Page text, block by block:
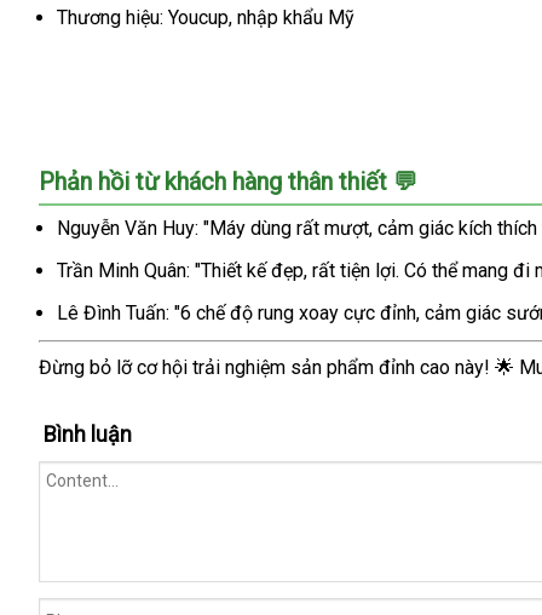
Thương hiệu: Youcup, nhập khẩu Mỹ
Phản hồi từ khách hàng thân thiết 💬
Nguyễn Văn Huy: "Máy dùng rất mượt, cảm giác kích
Trần Minh Quân: "Thiết kế đẹp, rất tiện lợi. Có thể mang
Lê Đình Tuấn: "6 chế độ rung xoay cực đỉnh, cảm giác
Đừng bỏ lỡ cơ hội trải nghiệm sản phẩm đỉnh cao này! 🌟
Bình luận